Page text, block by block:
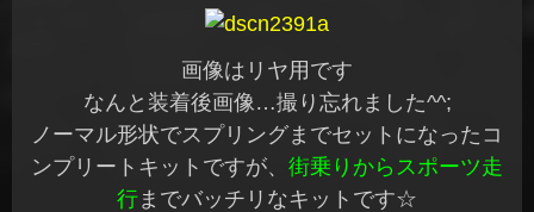
画像はリヤ用です
なんと装着後画像…撮り忘れました^^;
ノーマル形状でスプリングまでセットになったコ
ンプリートキットですが、 街乗りからスポーツ走
行までバッチリなキットです☆